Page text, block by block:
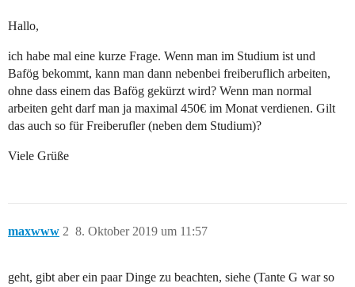
Hallo,
ich habe mal eine kurze Frage. Wenn man im Studium ist und
Bafög bekommt, kann man dann nebenbei freiberuflich arbeiten,
ohne dass einem das Bafög gekürzt wird? Wenn man normal
arbeiten geht darf man ja maximal 450€ im Monat verdienen. Gilt
das auch so für Freiberufler (neben dem Studium)?
Viele Grüße
maxwww 8. Oktober 2019 um 11:57
2
geht, gibt aber ein paar Dinge zu beachten, siehe (Tante G war so